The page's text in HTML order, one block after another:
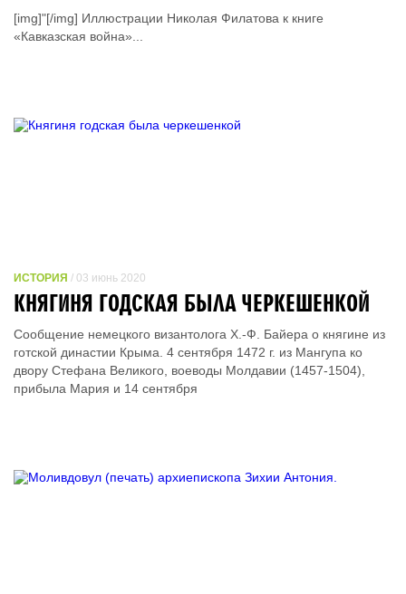
[img]"[/img] Иллюстрации Николая Филатова к книге
«Кавказская война»...
ИСТОРИЯ / 03 июнь 2020
КНЯГИНЯ ГОДСКАЯ БЫЛА ЧЕРКЕШЕНКОЙ
Сообщение немецкого византолога Х.-Ф. Байера о княгине из
готской династии Крыма. 4 сентября 1472 г. из Мангупа ко
двору Стефана Великого, воеводы Молдавии (1457-1504),
прибыла Мария и 14 сентября